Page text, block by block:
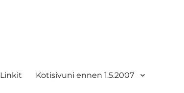
Linkit Kotisivuni ennen 1.5.2007